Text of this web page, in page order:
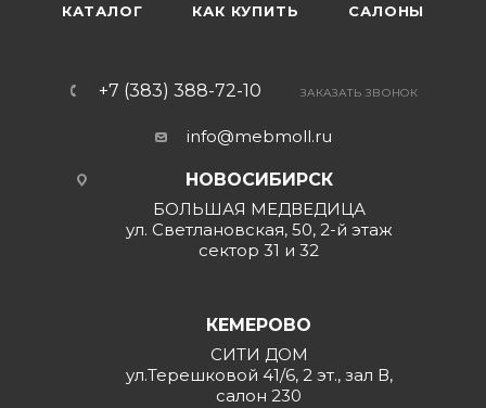
КАТАЛОГ КАК КУПИТЬ САЛОНЫ
+7 (383) 388-72-10 ЗАКАЗАТЬ ЗВОНОК
info@mebmoll.ru
НОВОСИБИРСК
БОЛЬШАЯ МЕДВЕДИЦА
ул. Светлановская, 50, 2-й этаж
сектор 31 и 32
КЕМЕРОВО
СИТИ ДОМ
ул.Терешковой 41/6, 2 эт., зал В,
салон 230